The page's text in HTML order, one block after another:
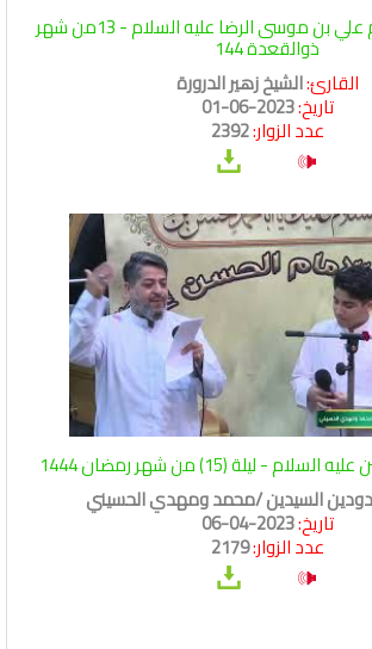
مدائح مولد الإمام علي بن موسى الرضا عليه السلام - 13من شهر
ذوالقعدة 144
القارئ:الشيخ زهير الدرورة
تاريخ:2023-06-01
عدد الزوار:2392
- ليلة (15) من شهر رمضان 1444
السيدين /محمد ومهدي الحسيني
تاريخ:2023-04-06
عدد الزوار:2179